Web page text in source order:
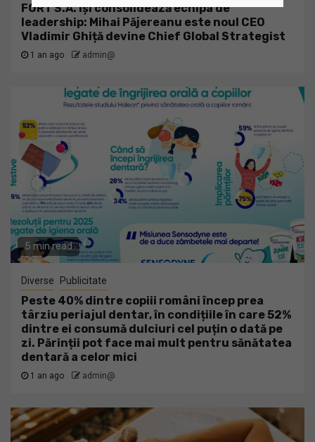
FORT S.A. își consolidează echipa de
leadership: Mihai Păjereanu este noul CEO
Vladimir Ghiță devine Chief Global Strategist
1 an ago admin@
5 min read
Diverse Publicitate
Peste 40% dintre copiii români încep prea
târziu periajul dentar, în condițiile în care 52%
dintre ei consumă dulciuri cel puțin o dată pe
zi. Părinții pot face mai mult pentru sănătatea
dentară a celor mici
1 an ago admin@